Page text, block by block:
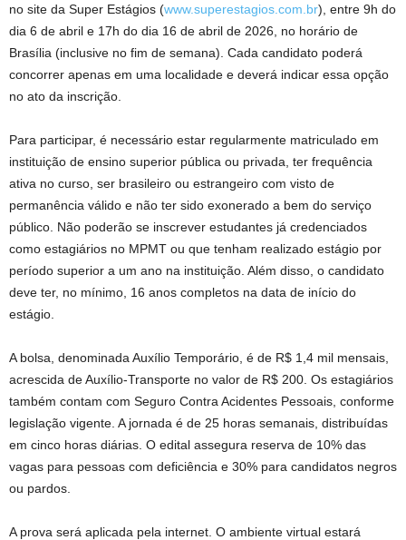
no site da Super Estágios (www.superestagios.com.br), entre 9h do
dia 6 de abril e 17h do dia 16 de abril de 2026, no horário de
Brasília (inclusive no fim de semana). Cada candidato poderá
concorrer apenas em uma localidade e deverá indicar essa opção
no ato da inscrição.
Para participar, é necessário estar regularmente matriculado em
instituição de ensino superior pública ou privada, ter frequência
ativa no curso, ser brasileiro ou estrangeiro com visto de
permanência válido e não ter sido exonerado a bem do serviço
público. Não poderão se inscrever estudantes já credenciados
como estagiários no MPMT ou que tenham realizado estágio por
período superior a um ano na instituição. Além disso, o candidato
deve ter, no mínimo, 16 anos completos na data de início do
estágio.
A bolsa, denominada Auxílio Temporário, é de R$ 1,4 mil mensais,
acrescida de Auxílio-Transporte no valor de R$ 200. Os estagiários
também contam com Seguro Contra Acidentes Pessoais, conforme
legislação vigente. A jornada é de 25 horas semanais, distribuídas
em cinco horas diárias. O edital assegura reserva de 10% das
vagas para pessoas com deficiência e 30% para candidatos negros
ou pardos.
A prova será aplicada pela internet. O ambiente virtual estará